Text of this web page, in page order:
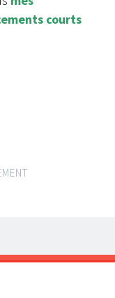
courts